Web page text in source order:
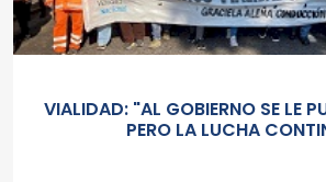
VIALIDAD: "AL GOBIERNO SE LE
PERO LA LUCHA